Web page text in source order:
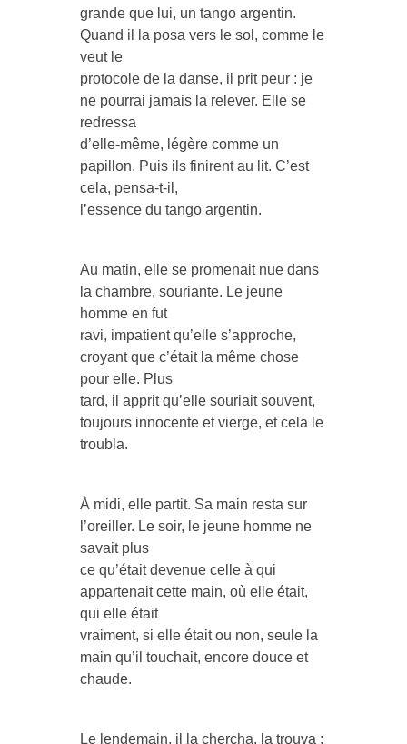
grande que lui, un tango argentin.
Quand il la posa vers le sol, comme le
veut le
protocole de la danse, il prit peur : je
ne pourrai jamais la relever. Elle se
redressa
d’elle-même, légère comme un
papillon. Puis ils finirent au lit. C’est
cela, pensa-t-il,
l’essence du tango argentin.
Au matin, elle se promenait nue dans
la chambre, souriante. Le jeune
homme en fut
ravi, impatient qu’elle s’approche,
croyant que c’était la même chose
pour elle. Plus
tard, il apprit qu’elle souriait souvent,
toujours innocente et vierge, et cela le
troubla.
À midi, elle partit. Sa main resta sur
l’oreiller. Le soir, le jeune homme ne
savait plus
ce qu’était devenue celle à qui
appartenait cette main, où elle était,
qui elle était
vraiment, si elle était ou non, seule la
main qu’il touchait, encore douce et
chaude.
Le lendemain, il la chercha, la trouva ;